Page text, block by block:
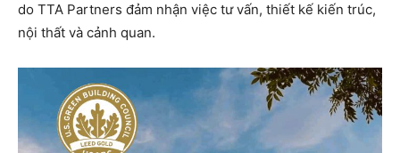
do TTA Partners đảm nhận việc tư vấn, thiết kế kiến trúc,
nội thất và cảnh quan.